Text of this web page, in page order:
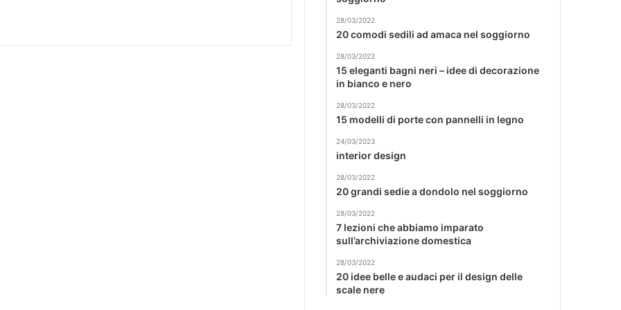
28/03/2022
20 comodi sedili ad amaca nel soggiorno
28/03/2022
15 eleganti bagni neri – idee di decorazione
in bianco e nero
28/03/2022
15 modelli di porte con pannelli in legno
24/03/2023
interior design
28/03/2022
20 grandi sedie a dondolo nel soggiorno
28/03/2022
7 lezioni che abbiamo imparato
sull’archiviazione domestica
28/03/2022
20 idee belle e audaci per il design delle
scale nere